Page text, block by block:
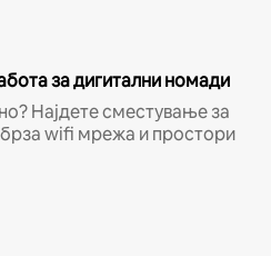
за дигитални номади
Најдете сместување за
wifi мрежа и простори